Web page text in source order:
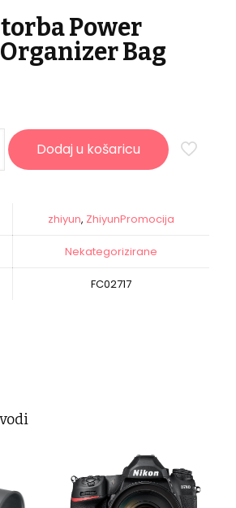
Power
Bag
Dodaj u košaricu
zhiyun, ZhiyunPromocija
Nekategorizirane
FC02717